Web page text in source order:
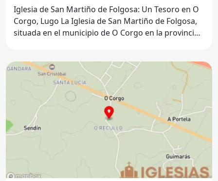
Iglesia de San Martiño de Folgosa: Un Tesoro en O
Corgo, Lugo La Iglesia de San Martiño de Folgosa,
situada en el municipio de O Corgo en la provincia